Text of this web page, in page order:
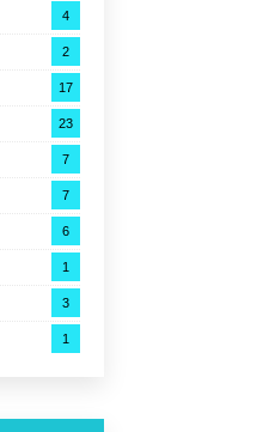
4
2
17
23
7
7
6
1
3
1